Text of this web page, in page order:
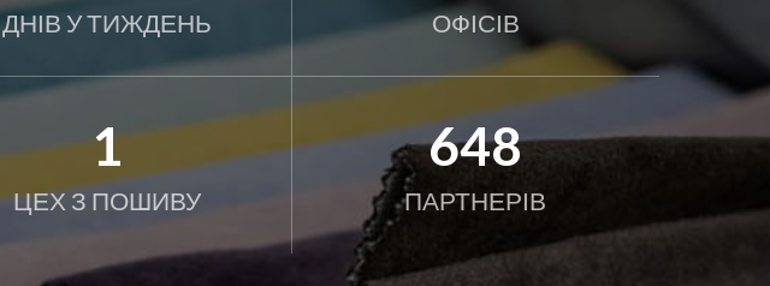
ДНІВ У ТИЖДЕНЬ ОФІСІВ
1
ЦЕХ З ПОШИВУ
784
ПАРТНЕРІВ